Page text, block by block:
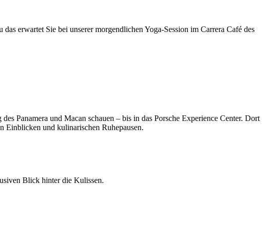
erwartet Sie bei unserer morgendlichen Yoga-Session im Carrera Café des
Panamera und Macan schauen – bis in das Porsche Experience Center. Dort
Einblicken und kulinarischen Ruhepausen.
Blick hinter die Kulissen.